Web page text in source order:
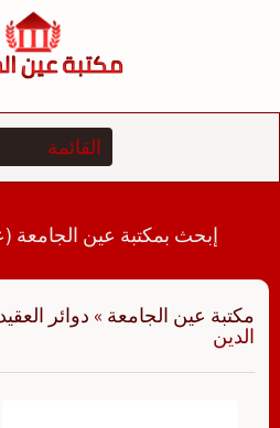
إبحث بمكتبة عين الجامعة (عدد
مكتبة عين الجامعة » دوائر
الدين